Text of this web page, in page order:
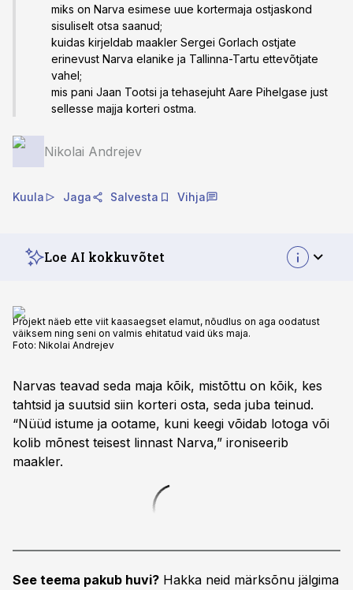
miks on Narva esimese uue kortermaja ostjaskond
sisuliselt otsa saanud;
kuidas kirjeldab maakler Sergei Gorlach ostjate
erinevust Narva elanike ja Tallinna-Tartu ettevõtjate
vahel;
mis pani Jaan Tootsi ja tehasejuht Aare Pihelgase just
sellesse majja korteri ostma.
Nikolai Andrejev
Kuula Jaga Salvesta Vihja
Loe AI kokkuvõtet
Projekt näeb ette viit kaasaegset elamut, nõudlus on aga oodatust
väiksem ning seni on valmis ehitatud vaid üks maja.
Foto: Nikolai Andrejev
Narvas teavad seda maja kõik, mistõttu on kõik, kes
tahtsid ja suutsid siin korteri osta, seda juba teinud.
“Nüüd istume ja ootame, kuni keegi võidab lotoga või
kolib mõnest teisest linnast Narva,” ironiseerib
maakler.
See teema pakub huvi? Hakka neid märksõnu jälgima